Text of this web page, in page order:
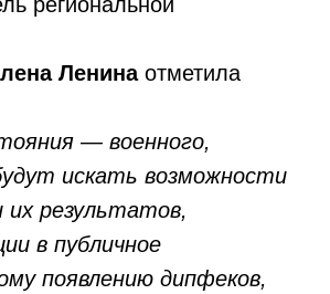
Ленина отметила
— военного,
искать возможности
их результатов,
в публичное
появлению дипфеков,